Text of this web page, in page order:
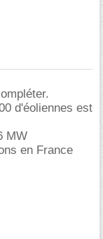
d'éoliennes est
MW
en France